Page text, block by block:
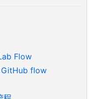
Flow
flow